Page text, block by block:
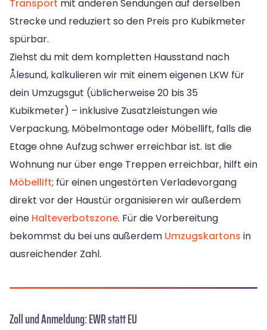
Transport mit anderen Sendungen auf derselben
Strecke und reduziert so den Preis pro Kubikmeter
spürbar.
Ziehst du mit dem kompletten Hausstand nach
Ålesund, kalkulieren wir mit einem eigenen LKW für
dein Umzugsgut (üblicherweise 20 bis 35
Kubikmeter) – inklusive Zusatzleistungen wie
Verpackung, Möbelmontage oder Möbellift, falls die
Etage ohne Aufzug schwer erreichbar ist. Ist die
Wohnung nur über enge Treppen erreichbar, hilft ein
Möbellift; für einen ungestörten Verladevorgang
direkt vor der Haustür organisieren wir außerdem
eine Halteverbotszone. Für die Vorbereitung
bekommst du bei uns außerdem Umzugskartons in
ausreichender Zahl.
Zoll und Anmeldung: EWR statt EU